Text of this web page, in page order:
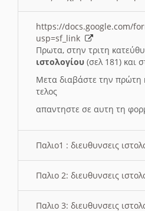
https://docs.google.com/
usp=sf_link
Πρωτα, στην τριτη
ιστολογίου (σελ 181) και
Μετα διαβάστε την πρώτη
τελος
απαντηστε σε αυτη τη
Παλιο1 : διευθυνσεις
Παλιο 2: διευθυνσεις
Παλιο 3: διευθυνσεις